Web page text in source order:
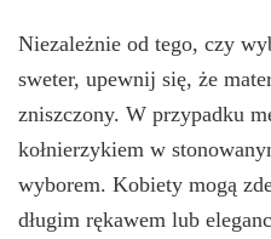
Niezależnie od tego, czy
sweter, upewnij się, że
zniszczony. W przypadku
kołnierzykiem w
wyborem. Kobiety mogą
długim rękawem lub